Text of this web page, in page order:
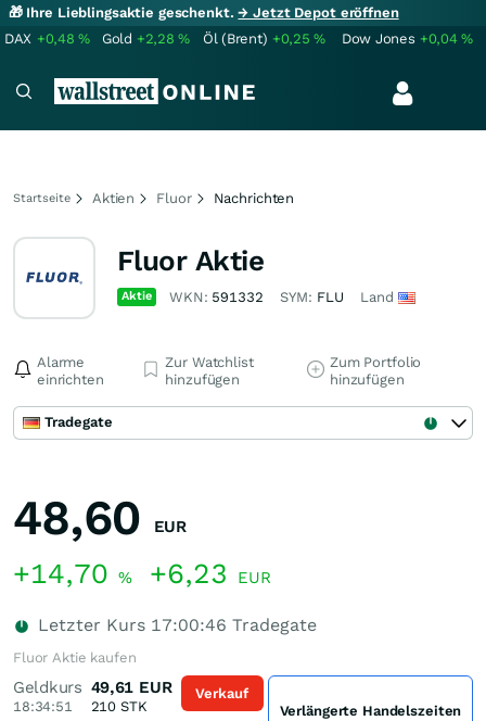
🎁 Ihre Lieblingsaktie geschenkt.→ Jetzt Depot eröffnen
DAX +0,48% Gold +2,28% Öl (Brent) +0,25% Dow Jones +0,04%
Startseite Aktien Fluor Nachrichten
Fluor Aktie
Aktie WKN: 591332 SYM: FLU Land
Alarme
einrichten
Zur Watchlist
hinzufügen
Zum Portfolio
hinzufügen
Tradegate
48,60 EUR
+14,70 % +6,23 EUR
Letzter Kurs 17:00:46 Tradegate
Fluor Aktie kaufen
Geldkurs
18:34:51
49,61 EUR
210 STK
Verkauf
Verlängerte Handelszeiten